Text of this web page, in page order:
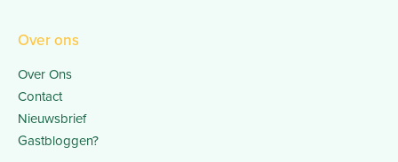
Over ons
Over Ons
Contact
Nieuwsbrief
Gastbloggen?